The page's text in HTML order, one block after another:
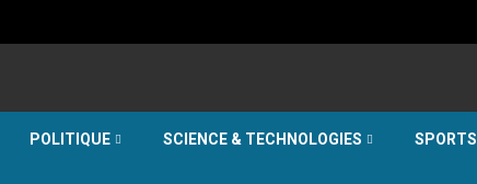
POLITIQUE SCIENCE & TECHNOLOGIES SPORTS